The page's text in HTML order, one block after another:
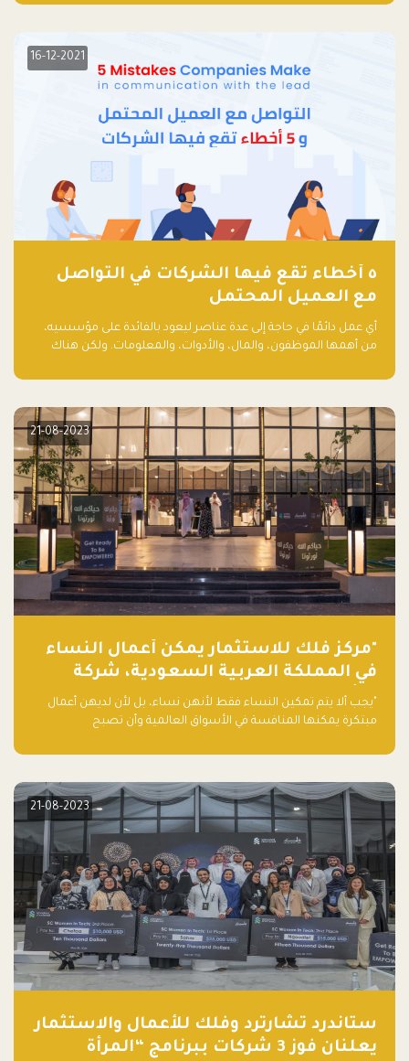
مشاركاً من أبرز صناديق رأس المال الجريء وممثلي المؤسسات
16-12-2021
٥ أخطاء تقع فيها الشركات في التواصل
مع العميل المحتمل
أي عمل دائمًا في حاجة إلى عدة عناصر ليعود بالفائدة على مؤسسيه،
من أهمها الموظفون، والمال، والأدوات، والمعلومات. ولكن هناك
أساسه ذلك العمل.
21-08-2023
"مركز فلك للاستثمار يمكّن أعمال النساء
في المملكة العربية السعودية، شركة
ناشئة تلو الأخرى."
"يجب ألا يتم تمكين النساء فقط لأنهن نساء، بل لأن لديهن أعمال
مبتكرة يمكنها المنافسة في الأسواق العالمية وأن تصبح
21-08-2023
ستاندرد تشارترد وفلك للأعمال والاستثمار
يعلنان فوز 3 شركات ببرنامج “المرأة